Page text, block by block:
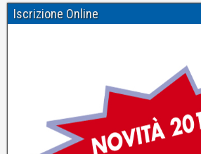
Iscrizione Online